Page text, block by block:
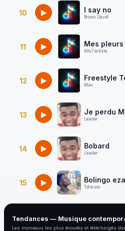
10 I say no
Brown David
11 Mes pleurs
Kilo l'artiste
12 Freestyle
Man
13 Je perdu
Leader
14 Bobard
Leader
15 Bolingo
Tshesco
Tendances — Musique
Les morceaux les plus écoutés et téléchargés